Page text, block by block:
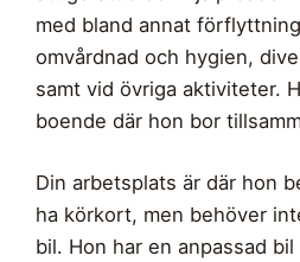
med bland annat
omvårdnad och hygien,
samt vid övriga aktiviteter.
boende där hon bor
Din arbetsplats är där hon
ha körkort, men behöver
bil. Hon har en anpassad